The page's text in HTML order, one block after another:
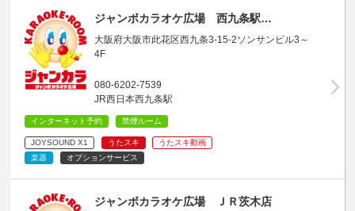
ジャンボカラオケ広場 西九条駅…
大阪府大阪市此花区西九条3-15-2ソンサンビル3～
4F
080-6202-7539
JR西日本西九条駅
インターネット予約 禁煙ルーム
JOYSOUND X1 うたスキ
うたスキ動画
楽器
オプションサービス
ジャンボカラオケ広場 ＪＲ茨木店